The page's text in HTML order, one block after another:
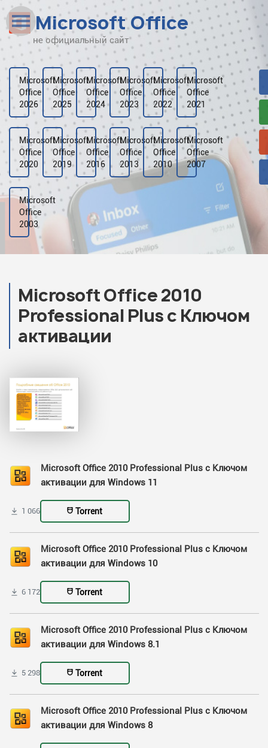
Наверх
Рейтинг
Видео
Галерея
Microsoft Office
не официальный сайт
Microsoft
Office
2026
Microsoft
Office
2025
Microsoft
Office
2024
Microsoft
Office
2023
Microsoft
Office
2022
Microsoft
Office
2021
Microsoft
Office
2020
Microsoft
Office
2019
Microsoft
Office
2016
Microsoft
Office
2013
Microsoft
Office
2010
Microsoft
Office
2007
Microsoft
Office
2003
Microsoft Office 2010
Professional Plus с Ключом
активации
Microsoft Office 2010 Professional Plus с Ключом
активации для Windows 11
1 066 Torrent
Microsoft Office 2010 Professional Plus с Ключом
активации для Windows 10
6 172 Torrent
Microsoft Office 2010 Professional Plus с Ключом
активации для Windows 8.1
5 298 Torrent
Microsoft Office 2010 Professional Plus с Ключом
активации для Windows 8